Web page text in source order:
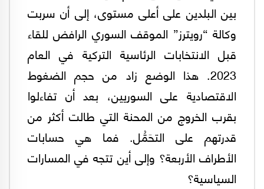
بين البلدين على أعلى مستوى، إلى أن سربت
وكالة “رويترز” الموقف السوري الرافض للقاء
قبل الانتخابات الرئاسية التركية في العام
2023. هذا الوضع زاد من حجم الضغوط
الاقتصادية على السوريين، بعد أن تفاءلوا
بقرب الخروج من المحنة التي طالت أكثر من
قدرتهم على التحَمُّل. فما هي حسابات
الأطراف الأربعة؟ وإلى أين تتجه في المسارات
السياسية؟